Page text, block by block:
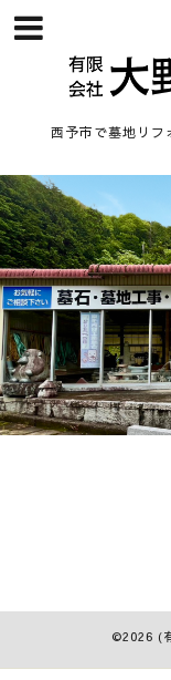
西予市で墓地リフ
©2026 (